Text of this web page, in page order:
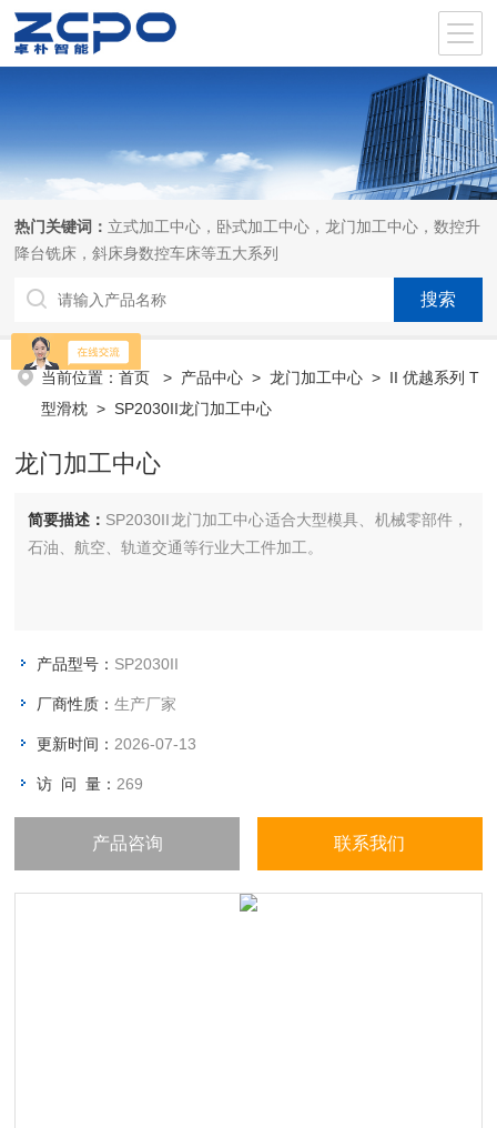
热门关键词： 立式加工中心，卧式加工中心，龙门加工中心，数控升
降台铣床，斜床身数控车床等五大系列
当前位置：首页 > 产品中心 >龙门加工中心 > II 优越系列 T
型滑枕 > SP2030II龙门加工中心
龙门加工中心
简要描述： SP2030II龙门加工中心适合大型模具、机械零部件，
石油、航空、轨道交通等行业大工件加工。
产品型号： SP2030II
厂商性质：生产厂家
更新时间： 2026-07-13
访 问 量： 269
产品咨询 联系我们